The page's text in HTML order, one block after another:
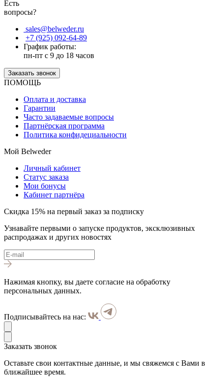
Есть
вопросы?
sales@belweder.ru
+7 (925) 092-64-89
График работы:
пн-пт с 9 до 18 часов
Заказать звонок
ПОМОЩЬ
Оплата и доставка
Гарантии
Часто задаваемые вопросы
Партнёрская программа
Политика конфидециальности
Мой Belweder
Личный кабинет
Статус заказа
Мои бонусы
Кабинет партнёра
Скидка 15% на первый заказ за подписку
Узнавайте первыми о запуске продуктов, эксклюзивных
распродажах и других новостях
Нажимая кнопку, вы даете согласие на обработку
персональных данных.
Подписывайтесь на нас:
Заказать звонок
Оставьте свои контактные данные, и мы свяжемся с Вами в
ближайшее время.